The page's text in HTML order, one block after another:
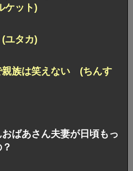
ケット)
タカ)
親族は笑えない (ちんす
ばあさん夫妻が日頃もっ